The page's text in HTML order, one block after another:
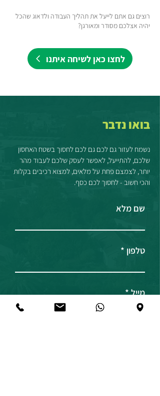
רוצים גם אתם לייעל את תהליך העבודה ולדאוג שהכל
יהיה אצלכם מסודר ומאורגן?
לחצו כאן לשיחה איתנו
בואו נדבר
נשמח לעזור גם לכם גם לכם לחסוך בשטח האחסון
שלכם, להתייעל, לאפשר לעסק שלכם לעבוד מהר
יותר, לצמצם פחת על מלאים, למצוא רכיבים בקלות
והכי חשוב - לחסוך לכם כסף.
שם מלא
טלפון
מייל